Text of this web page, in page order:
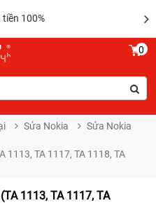
100%
0
Sửa Nokia
Sửa Nokia
1113, TA 1117, TA 1118, TA
1113, TA 1117, TA